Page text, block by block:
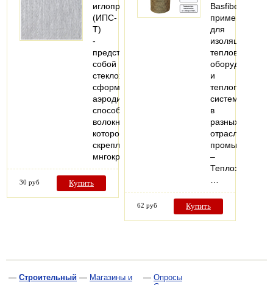
иглопробивное
(ИПС-
Т)
-
представляет
собой
стеклохолст,
сформированный
аэродинамическим
способом,
волокна
которого
скреплены
мнгократным…
30 руб Купить
Basfiber
применяется
для
изоляции
теплового
оборудования
и
систем
в
разных
отраслях
–
62 руб Купить
— Строительный — Магазины и
— Опросы